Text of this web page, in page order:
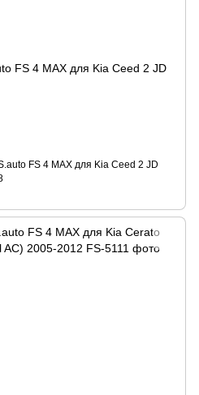
FS 4 MAX для Kia Ceed 2 JD
FS 4 MAX для Kia Ceed 2 JD